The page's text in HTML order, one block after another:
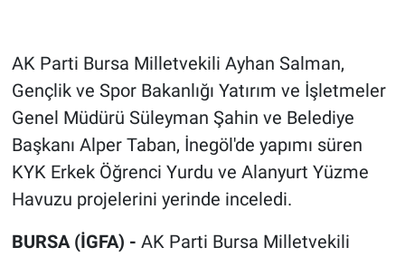
AK Parti Bursa Milletvekili Ayhan Salman,
Gençlik ve Spor Bakanlığı Yatırım ve İşletmeler
Genel Müdürü Süleyman Şahin ve Belediye
Başkanı Alper Taban, İnegöl'de yapımı süren
KYK Erkek Öğrenci Yurdu ve Alanyurt Yüzme
Havuzu projelerini yerinde inceledi.
BURSA (İGFA) - AK Parti Bursa Milletvekili